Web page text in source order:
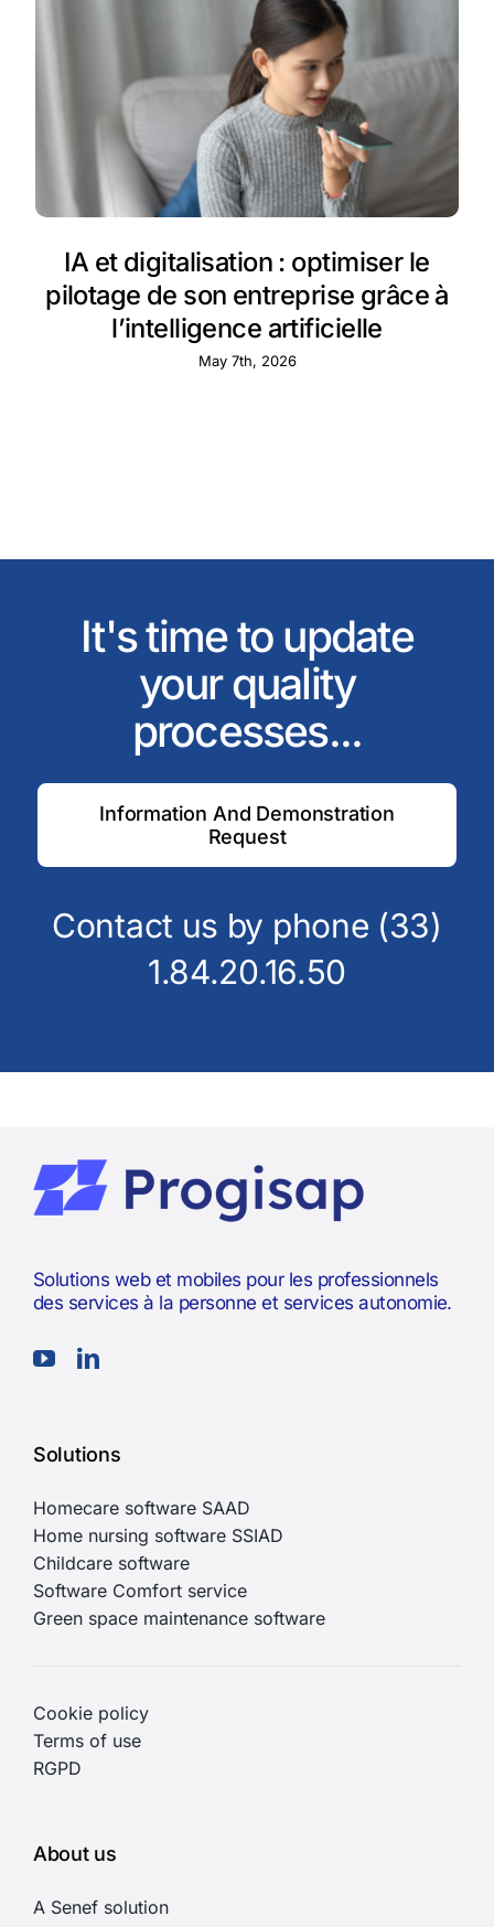
IA et digitalisation : optimiser le
pilotage de son entreprise grâce à
l’intelligence artificielle
May 7th, 2026
It's time to update
your quality
processes...
Information And Demonstration
Request
Contact us by phone (33)
1.84.20.16.50
Solutions web et mobiles pour les professionnels
des services à la personne et services autonomie.
Solutions
Homecare software SAAD
Home nursing software SSIAD
Childcare software
Software Comfort service
Green space maintenance software
Cookie policy
Terms of use
RGPD
About us
A Senef solution